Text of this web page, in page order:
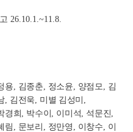
26.10.1.~11.8.
용 김종춘 정소윤 양점모
김
김전욱 미별 김성미
경희 박수이 이미석 석문진
림 문보리 정만영 이창수
이